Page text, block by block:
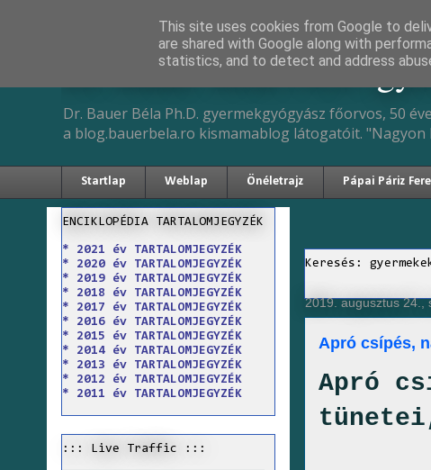
Dr. Bauer Béla Ph.D.
Dr. Bauer Béla Ph.D. gyermekgyógyász főorvos, 50
a blog.bauerbela.ro kismamablog látogatóit.
Startlap Weblap Önéletrajz Pápai Páriz
Keresés:
2019. augusztus 24.,
Apró csípés,
Apró
ENCIKLOPÉDIA TARTALOMJEGYZÉK
* 2021 év TARTALOMJEGYZÉK
* 2020 év TARTALOMJEGYZÉK
* 2019 év TARTALOMJEGYZÉK
* 2018 év TARTALOMJEGYZÉK
* 2017 év TARTALOMJEGYZÉK
* 2016 év TARTALOMJEGYZÉK
* 2015 év TARTALOMJEGYZÉK
* 2014 év TARTALOMJEGYZÉK
* 2013 év TARTALOMJEGYZÉK
* 2012 év TARTALOMJEGYZÉK
* 2011 év TARTALOMJEGYZÉK
::: Live Traffic :::
This site uses cookies from Google to
are shared with Google along with
statistics, and to detect and address